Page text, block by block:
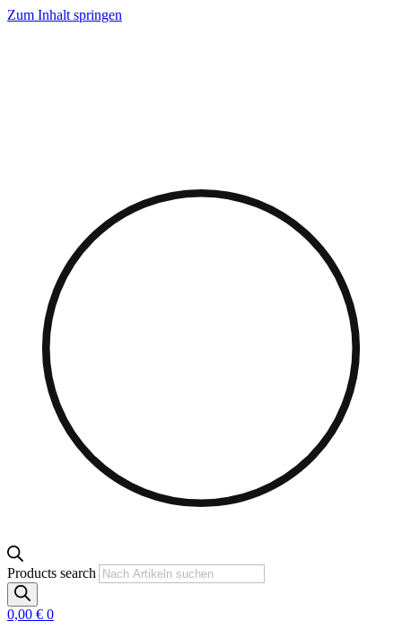
Zum Inhalt springen
Products search
0,00 € 0